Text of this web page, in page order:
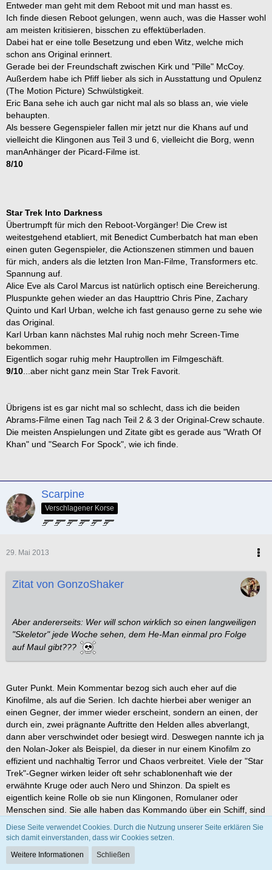
Entweder man geht mit dem Reboot mit und man hasst es.
Ich finde diesen Reboot gelungen, wenn auch, was die Hasser wohl
am meisten kritisieren, bisschen zu effektüberladen.
Dabei hat er eine tolle Besetzung und eben Witz, welche mich
schon ans Original erinnert.
Gerade bei der Freundschaft zwischen Kirk und "Pille" McCoy.
Außerdem habe ich Pfiff lieber als sich in Ausstattung und Opulenz
(The Motion Picture) Schwülstigkeit.
Eric Bana sehe ich auch gar nicht mal als so blass an, wie viele
behaupten.
Als bessere Gegenspieler fallen mir jetzt nur die Khans auf und
vielleicht die Klingonen aus Teil 3 und 6, vielleicht die Borg, wenn
manAnhänger der Picard-Filme ist.
8/10
Star Trek Into Darkness
Übertrumpft für mich den Reboot-Vorgänger! Die Crew ist
weitestgehend etabliert, mit Benedict Cumberbatch hat man eben
einen guten Gegenspieler, die Actionszenen stimmen und bauen
für mich, anders als die letzten Iron Man-Filme, Transformers etc.
Spannung auf.
Alice Eve als Carol Marcus ist natürlich optisch eine Bereicherung.
Pluspunkte gehen wieder an das Haupttrio Chris Pine, Zachary
Quinto und Karl Urban, welche ich fast genauso gerne zu sehe wie
das Original.
Karl Urban kann nächstes Mal ruhig noch mehr Screen-Time
bekommen.
Eigentlich sogar ruhig mehr Hauptrollen im Filmgeschäft.
9/10...aber nicht ganz mein Star Trek Favorit.
Übrigens ist es gar nicht mal so schlecht, dass ich die beiden
Abrams-Filme einen Tag nach Teil 2 & 3 der Original-Crew schaute.
Die meisten Anspielungen und Zitate gibt es gerade aus "Wrath Of
Khan" und "Search For Spock", wie ich finde.
Scarpine
Verschlagener Korse
29. Mai 2013
Zitat von GonzoShaker
Aber andererseits: Wer will schon wirklich so einen langweiligen
"Skeletor" jede Woche sehen, dem He-Man einmal pro Folge
auf Maul gibt???
Guter Punkt. Mein Kommentar bezog sich auch eher auf die
Kinofilme, als auf die Serien. Ich dachte hierbei aber weniger an
einen Gegner, der immer wieder erscheint, sondern an einen, der
durch ein, zwei prägnante Auftritte den Helden alles abverlangt,
dann aber verschwindet oder besiegt wird. Deswegen nannte ich ja
den Nolan-Joker als Beispiel, da dieser in nur einem Kinofilm zo
effizient und nachhaltig Terror und Chaos verbreitet. Viele der "Star
Trek"-Gegner wirken leider oft sehr schablonenhaft wie der
erwähnte Kruge oder auch Nero und Shinzon. Da spielt es
eigentlich keine Rolle ob sie nun Klingonen, Romulaner oder
Menschen sind. Sie alle haben das Kommando über ein Schiff, sind
besiegt werden. Das läuft aber leider fast immer gleich ab.
Bezüglich Q und der Borg-Königin würde ich dir zustimmen: Beides
Diese Seite verwendet Cookies. Durch die Nutzung unserer Seite erklären Sie
sich damit einverstanden, dass wir Cookies setzen.
Weitere Informationen
Schließen